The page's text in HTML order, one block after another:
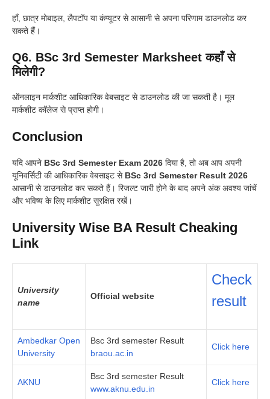
हाँ, छात्र मोबाइल, लैपटॉप या कंप्यूटर से आसानी से अपना परिणाम डाउनलोड कर
सकते हैं।
Q6. BSc 3rd Semester Marksheet कहाँ से
मिलेगी?
ऑनलाइन मार्कशीट आधिकारिक वेबसाइट से डाउनलोड की जा सकती है। मूल
मार्कशीट कॉलेज से प्राप्त होगी।
Conclusion
यदि आपने BSc 3rd Semester Exam 2026 दिया है, तो अब आप अपनी
यूनिवर्सिटी की आधिकारिक वेबसाइट से BSc 3rd Semester Result 2026
आसानी से डाउनलोड कर सकते हैं। रिजल्ट जारी होने के बाद अपने अंक अवश्य जांचें
और भविष्य के लिए मार्कशीट सुरक्षित रखें।
University Wise BA Result Cheaking
Link
University
name
Official website
Check
result
Ambedkar Open
University
Bsc 3rd semester Result
braou.ac.in
Click here
AKNU
Bsc 3rd semester Result
www.aknu.edu.in
Click here